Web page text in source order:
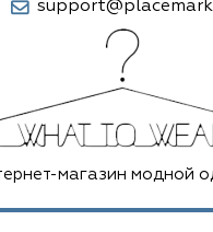
магазин модной